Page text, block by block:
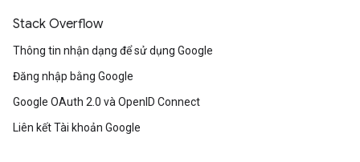
Stack Overflow
Thông tin nhận dạng để sử dụng Google
Đăng nhập bằng Google
Google OAuth 2.0 và OpenID Connect
Liên kết Tài khoản Google